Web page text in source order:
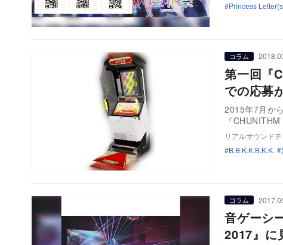
Princess
コラム
第一回『
での応募
2015年7月か
『
リアルサウンド
B.B.K.K.B.K.K.
コラム
音ゲーシ
2017』に